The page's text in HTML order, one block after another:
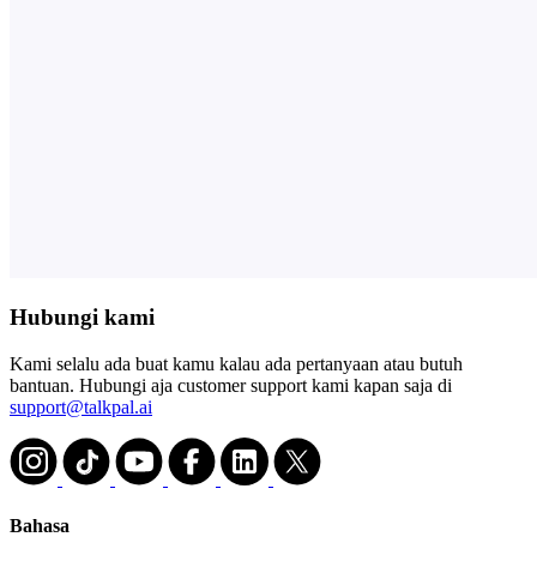
Hubungi kami
Kami selalu ada buat kamu kalau ada pertanyaan atau butuh
bantuan. Hubungi aja customer support kami kapan saja di
support@talkpal.ai
Bahasa